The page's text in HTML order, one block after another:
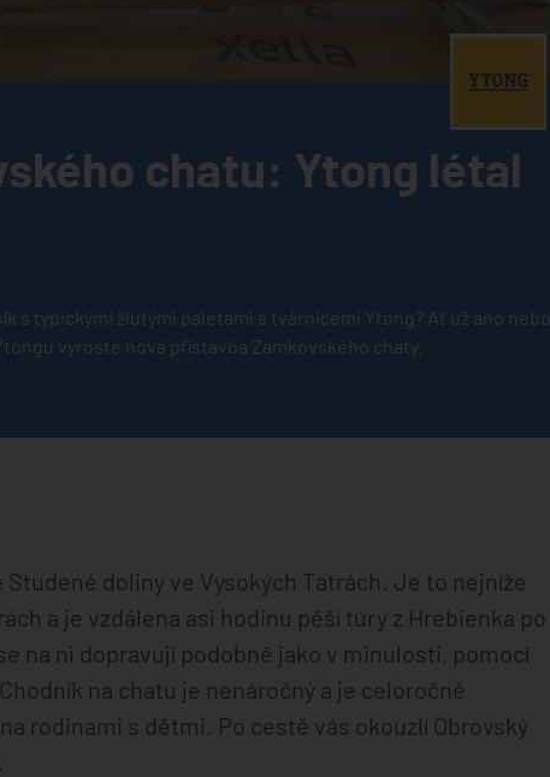
chatu: Ytong létal
s typickými žlutými paletami s tvárnicemi Ytong? Ať už ano nebo
vyroste nová přístavba Zamkovského chaty.
doliny ve Vysokých Tatrách. Je to nejníže
a je vzdálena asi hodinu pěší túry z Hrebienka po
na ni dopravují podobně jako v minulosti, pomocí
na chatu je nenáročný a je celoročně
rodinami s dětmi. Po cestě vás okouzlí Obrovský